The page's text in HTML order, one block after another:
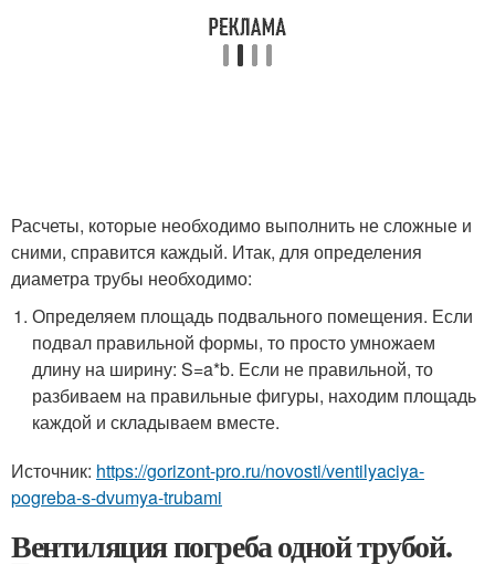
Расчеты, которые необходимо выполнить не сложные и
сними, справится каждый. Итак, для определения
диаметра трубы необходимо:
Определяем площадь подвального помещения. Если
подвал правильной формы, то просто умножаем
длину на ширину: S=a*b. Если не правильной, то
разбиваем на правильные фигуры, находим площадь
каждой и складываем вместе.
Источник: https://gorizont-pro.ru/novosti/ventilyaciya-
pogreba-s-dvumya-trubami
Вентиляция погреба одной трубой.